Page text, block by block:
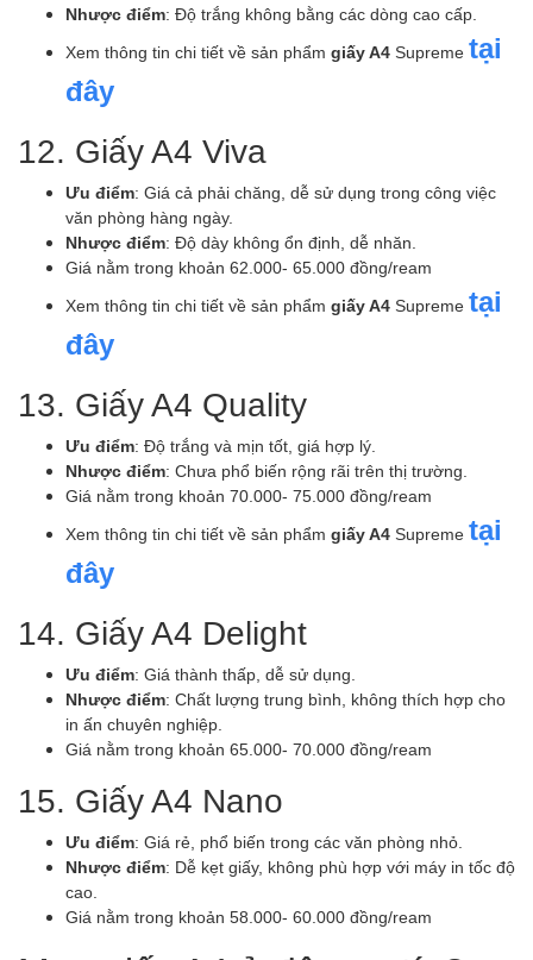
Nhược điểm: Độ trắng không bằng các dòng cao cấp.
Xem thông tin chi tiết về sản phẩm giấy A4 Supreme tại
đây
12. Giấy A4 Viva
Ưu điểm: Giá cả phải chăng, dễ sử dụng trong công việc
văn phòng hàng ngày.
Nhược điểm: Độ dày không ổn định, dễ nhăn.
Giá nằm trong khoản 62.000- 65.000 đồng/ream
Xem thông tin chi tiết về sản phẩm giấy A4 Supreme tại
đây
13. Giấy A4 Quality
Ưu điểm: Độ trắng và mịn tốt, giá hợp lý.
Nhược điểm: Chưa phổ biến rộng rãi trên thị trường.
Giá nằm trong khoản 70.000- 75.000 đồng/ream
Xem thông tin chi tiết về sản phẩm giấy A4 Supreme tại
đây
14. Giấy A4 Delight
Ưu điểm: Giá thành thấp, dễ sử dụng.
Nhược điểm: Chất lượng trung bình, không thích hợp cho
in ấn chuyên nghiệp.
Giá nằm trong khoản 65.000- 70.000 đồng/ream
15. Giấy A4 Nano
Ưu điểm: Giá rẻ, phổ biến trong các văn phòng nhỏ.
Nhược điểm: Dễ kẹt giấy, không phù hợp với máy in tốc độ
cao.
Giá nằm trong khoản 58.000- 60.000 đồng/ream